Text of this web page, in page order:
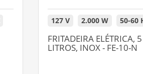
127 V 2.000 W 50-60
FRITADEIRA ELÉTRICA, 5
LITROS, INOX - FE-10-N